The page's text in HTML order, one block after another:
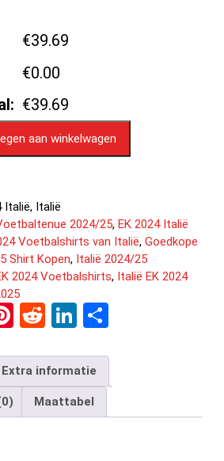
€39.69
€0.00
€39.69
aan winkelwagen
Italië, Italië
2024/25,EK 2024 Italië
Voetbalshirts van Italië,Goedkope
Shirt Kopen, Italië 2024/25
2024 Voetbalshirts, Italië EK 2024
Pi
er
es
t
R
d
di
t
Li
ke
dI
n
e
n
Extra informatie
Maattabel